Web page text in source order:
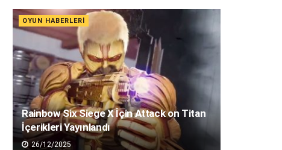
OYUN HABERLERI
Rainbow Six Siege X İçin Attack on Titan
İçerikleri Yayınlandı
26/12/2025